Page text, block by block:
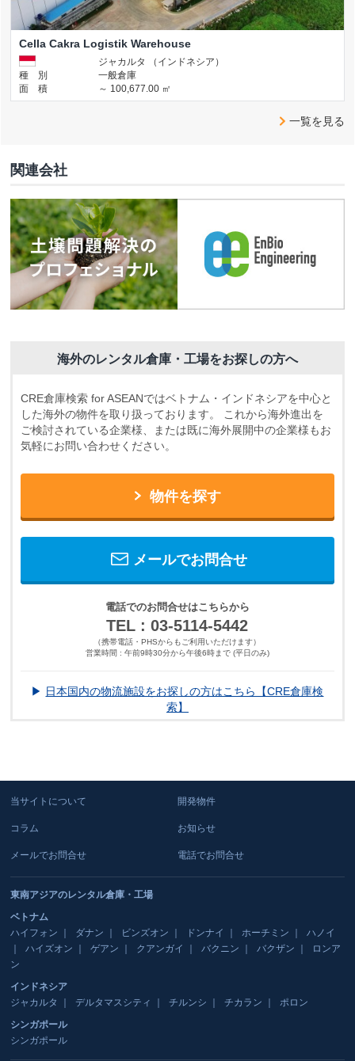
Cella Cakra Logistik Warehouse
ジャカルタ （インドネシア）
種 別
一般倉庫
面 積
～ 100,677.00 ㎡
一覧を見る
関連会社
海外のレンタル倉庫・工場をお探しの方へ
CRE倉庫検索 for ASEANではベトナム・インドネシアを中心と
した海外の物件を取り扱っております。
これから海外進出を
ご検討されている企業様、または既に海外展開中の企業様もお
気軽にお問い合わせください。
物件を探す
メールでお問合せ
電話でのお問合せはこちらから
TEL : 03-5114-5442
（携帯電話・PHSからもご利用いただけます）
営業時間 : 午前9時30分から午後6時まで (平日のみ)
▶ 日本国内の物流施設をお探しの方はこちら【CRE倉庫検
索】
当サイトについて 開発物件
コラム お知らせ
メールでお問合せ 電話でお問合せ
東南アジアのレンタル倉庫・工場
ベトナム
ハイフォン
ダナン ビンズオン ドンナイ ホーチミン
ハノイ
ハイズオン
ゲアン クアンガイ バクニン バクザン
ロンア
ン
インドネシア
ジャカルタ
デルタマスシティ チルンシ チカラン
ポロン
シンガポール
シンガポール